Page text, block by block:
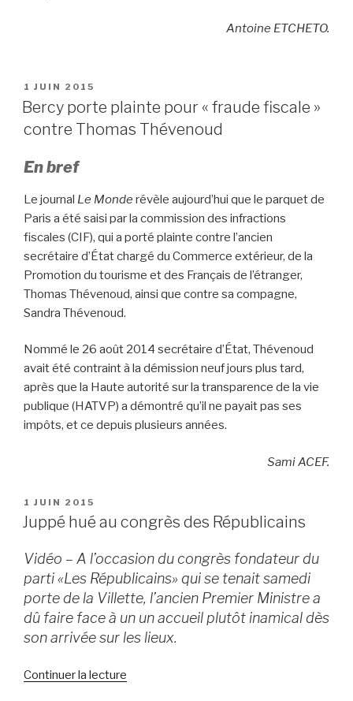
Antoine ETCHETO.
PUBLIÉ
LE
1 JUIN 2015
Bercy porte plainte pour « fraude fiscale »
contre Thomas Thévenoud
En bref
Le journal Le Monde révèle aujourd’hui que le parquet de
Paris a été saisi par la commission des infractions
fiscales (CIF), qui a porté plainte contre l’ancien
secrétaire d’État chargé du Commerce extérieur, de la
Promotion du tourisme et des Français de l’étranger,
Thomas Thévenoud, ainsi que contre sa compagne,
Sandra Thévenoud.
Nommé le 26 août 2014 secrétaire d’État, Thévenoud
avait été contraint à la démission neuf jours plus tard,
après que la Haute autorité sur la transparence de la vie
publique (HATVP) a démontré qu’il ne payait pas ses
impôts, et ce depuis plusieurs années.
Sami ACEF.
PUBLIÉ
LE
1 JUIN 2015
Juppé hué au congrès des Républicains
Vidéo – A l’occasion du congrès fondateur du
parti «Les Républicains» qui se tenait samedi
porte de la Villette, l’ancien Premier Ministre a
dû faire face à un un accueil plutôt inamical dès
son arrivée sur les lieux.
Continuer la lecture